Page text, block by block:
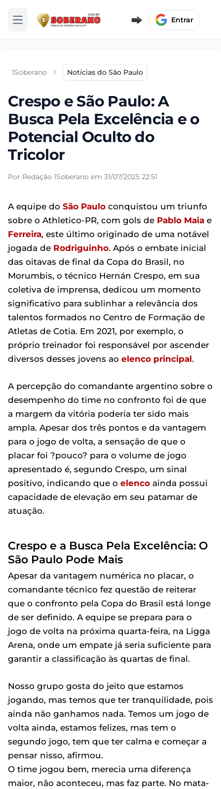
Abrir menu Entrar
1Soberano Notícias do São Paulo
Crespo e São Paulo: A
Busca Pela Excelência e o
Potencial Oculto do
Tricolor
Por Redação 1Soberano em 31/07/2025 22:51
A equipe do São Paulo conquistou um triunfo
sobre o Athletico-PR, com gols de Pablo Maia e
Ferreira, este último originado de uma notável
jogada de Rodriguinho. Após o embate inicial
das oitavas de final da Copa do Brasil, no
Morumbis, o técnico Hernán Crespo, em sua
coletiva de imprensa, dedicou um momento
significativo para sublinhar a relevância dos
talentos formados no Centro de Formação de
Atletas de Cotia. Em 2021, por exemplo, o
próprio treinador foi responsável por ascender
diversos desses jovens ao elenco principal.
A percepção do comandante argentino sobre o
desempenho do time no confronto foi de que
a margem da vitória poderia ter sido mais
ampla. Apesar dos três pontos e da vantagem
para o jogo de volta, a sensação de que o
placar foi ?pouco? para o volume de jogo
apresentado é, segundo Crespo, um sinal
positivo, indicando que o elenco ainda possui
capacidade de elevação em seu patamar de
atuação.
Crespo e a Busca Pela Excelência: O
São Paulo Pode Mais
Apesar da vantagem numérica no placar, o
comandante técnico fez questão de reiterar
que o confronto pela Copa do Brasil está longe
de ser definido. A equipe se prepara para o
jogo de volta na próxima quarta-feira, na Ligga
Arena, onde um empate já seria suficiente para
garantir a classificação às quartas de final.
Nosso grupo gosta do jeito que estamos
jogando, mas temos que ter tranquilidade, pois
ainda não ganhamos nada. Temos um jogo de
volta ainda, estamos felizes, mas tem o
segundo jogo, tem que ter calma e começar a
pensar nisso, afirmou.
O time jogou bem, merecia uma diferença
maior, não aconteceu, mas faz parte. No mata-